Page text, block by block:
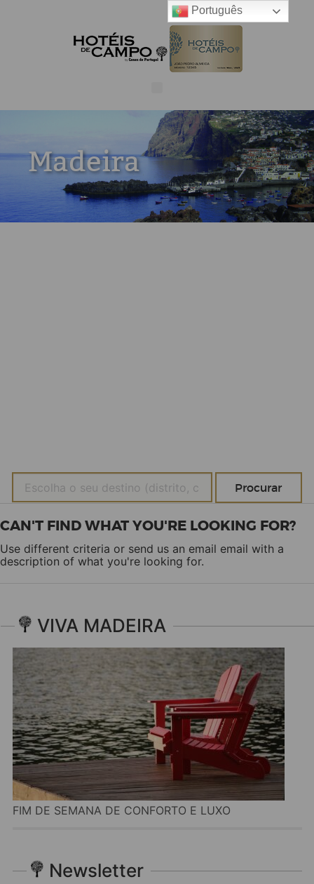
Madeira
CAN'T FIND WHAT YOU'RE LOOKING FOR?
Use different criteria or send us an email email with a
description of what you're looking for.
VIVA MADEIRA
FIM DE SEMANA DE CONFORTO E LUXO
Newsletter
Português